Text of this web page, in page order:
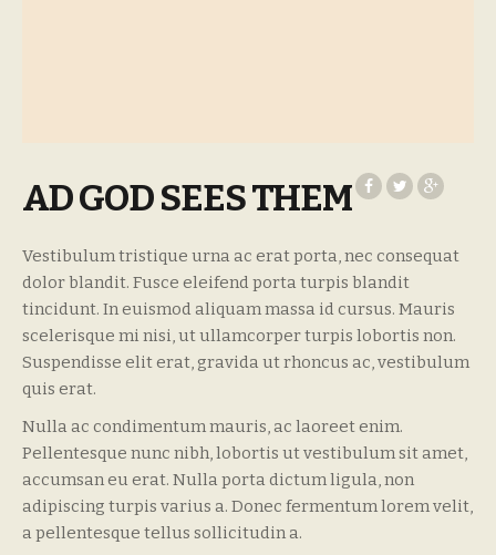
AD GOD SEES THEM
Vestibulum tristique urna ac erat porta, nec consequat
dolor blandit. Fusce eleifend porta turpis blandit
tincidunt. In euismod aliquam massa id cursus. Mauris
scelerisque mi nisi, ut ullamcorper turpis lobortis non.
Suspendisse elit erat, gravida ut rhoncus ac, vestibulum
quis erat.
Nulla ac condimentum mauris, ac laoreet enim.
Pellentesque nunc nibh, lobortis ut vestibulum sit amet,
accumsan eu erat. Nulla porta dictum ligula, non
adipiscing turpis varius a. Donec fermentum lorem velit,
a pellentesque tellus sollicitudin a.